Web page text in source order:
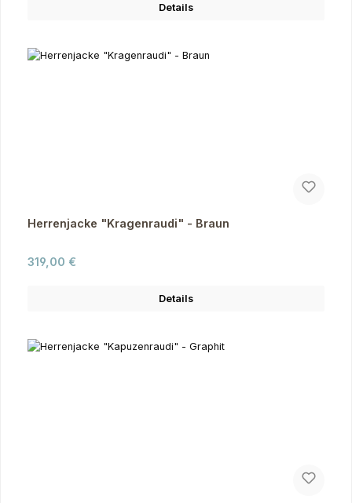
Details
Herrenjacke "Kragenraudi" - Braun
Regulärer Preis:
319,00 €
Details